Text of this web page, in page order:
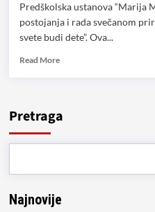
Predškolska ustanova “Marija
postojanja i rada svečanom
svete budi dete”. Ova...
Read MoreRead
pet
godina
Munćan
Pretraga
Najnovije